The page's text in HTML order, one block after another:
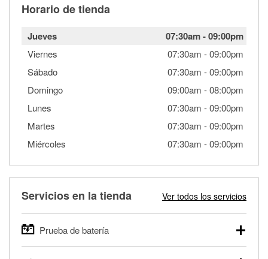
Horario de tienda
Jueves 07:30am-09:00pm
Viernes 07:30am -09:00pm
Sábado
07:30am -09:00pm
Domingo
09:00am -08:00pm
Lunes
07:30am -09:00pm
Martes
07:30am -09:00pm
Miércoles
07:30am -09:00pm
Servicios en la tienda Ver todos los servicios
Prueba de batería